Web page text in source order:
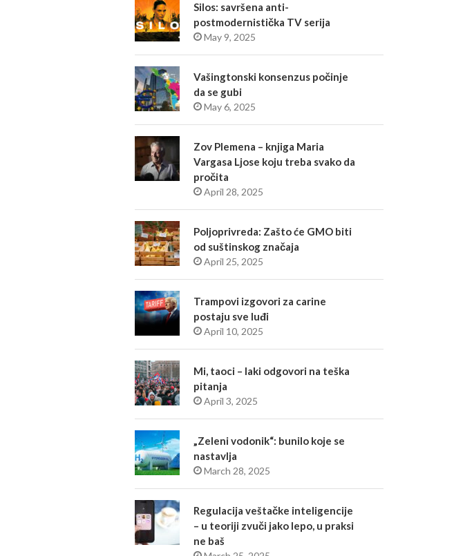
Silos: savršena anti-
postmodernistička TV serija
May 9, 2025
Vašingtonski konsenzus počinje
da se gubi
May 6, 2025
Zov Plemena – knjiga Maria
Vargasa Ljose koju treba svako da
pročita
April 28, 2025
Poljoprivreda: Zašto će GMO biti
od suštinskog značaja
April 25, 2025
Trampovi izgovori za carine
postaju sve luđi
April 10, 2025
Mi, taoci – laki odgovori na teška
pitanja
April 3, 2025
„Zeleni vodonik“: bunilo koje se
nastavlja
March 28, 2025
Regulacija veštačke inteligencije
– u teoriji zvuči jako lepo, u praksi
ne baš